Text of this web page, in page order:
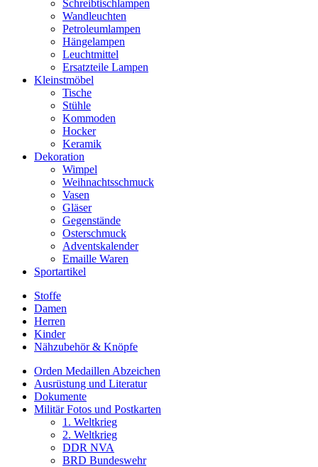
Schreibtischlampen
Wandleuchten
Petroleumlampen
Hängelampen
Leuchtmittel
Ersatzteile Lampen
Kleinstmöbel
Tische
Stühle
Kommoden
Hocker
Keramik
Dekoration
Wimpel
Weihnachtsschmuck
Vasen
Gläser
Gegenstände
Osterschmuck
Adventskalender
Emaille Waren
Sportartikel
Stoffe
Damen
Herren
Kinder
Nähzubehör & Knöpfe
Orden Medaillen Abzeichen
Ausrüstung und Literatur
Dokumente
Militär Fotos und Postkarten
1. Weltkrieg
2. Weltkrieg
DDR NVA
BRD Bundeswehr